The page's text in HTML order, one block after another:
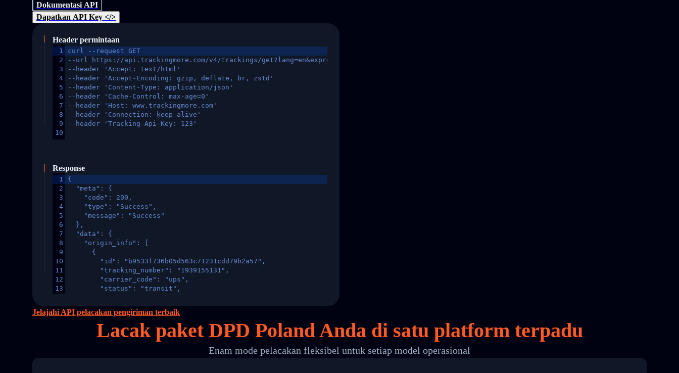
Dokumentasi API
Dapatkan API Key </>
Header permintaan
1
2
3
4
5
6
7
8
9
10
curl --request GET
--url https://api.trackingmore.com/v4/trackings/get?lang=en&express=ups&tracknumber=1939155131
--header 'Accept: text/html'
--header 'Accept-Encoding: gzip, deflate, br, zstd'
--header 'Content-Type: application/json'
--header 'Cache-Control: max-age=0'
--header 'Host: www.trackingmore.com'
--header 'Connection: keep-alive'
--header 'Tracking-Api-Key: 123'
Response
1
2
3
4
5
6
7
8
9
10
11
12
13
16
{
  "meta": {
    "code": 200,
    "type": "Success",
    "message": "Success"
  },
  "data": {
    "origin_info": [
      {
        "id": "b9533f736b05d563c71231cdd79b2a57",
        "tracking_number": "1939155131",
        "carrier_code": "ups",
        "status": "transit",
        "itemTimeLength": 2,
        "weblink": "",
        "phone": null,
        "trackinfo": [
Jelajahi API pelacakan pengiriman terbaik
Lacak paket DPD Poland Anda di satuplatform terpadu
Enam mode pelacakan fleksibel untuk setiap model operasional